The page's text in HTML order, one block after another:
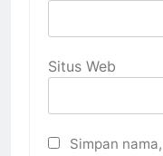
Situs Web
Simpan